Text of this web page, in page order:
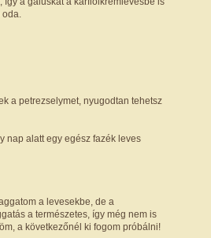
a petrezselymet, nyugodtan tehetsz
nap alatt egy egész fazék leves
a levesekbe, de a
a természetes, így még nem is
a következőnél ki fogom próbálni!